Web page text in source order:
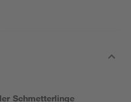
Schmetterlinge